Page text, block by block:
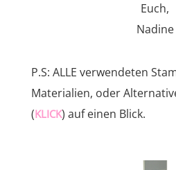
Euch,
Nadine
P.S: ALLE verwendeten
Materialien, oder
(KLICK) auf einen Blick.